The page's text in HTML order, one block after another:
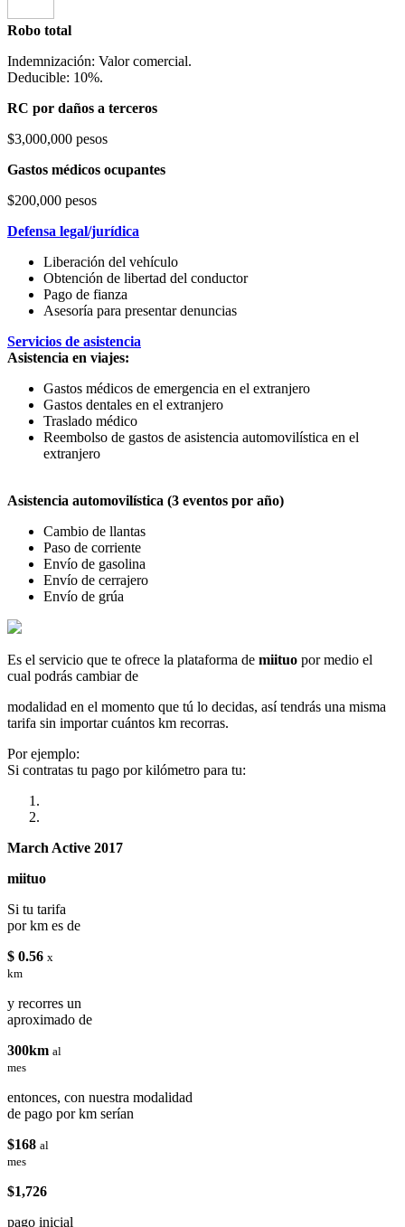
Robo total
Indemnización: Valor comercial.
Deducible: 10%.
RC por daños a terceros
$3,000,000 pesos
Gastos médicos ocupantes
$200,000 pesos
Defensa legal/jurídica
Liberación del vehículo
Obtención de libertad del conductor
Pago de fianza
Asesoría para presentar denuncias
Servicios de asistencia
Asistencia en viajes:
Gastos médicos de emergencia en el extranjero
Gastos dentales en el extranjero
Traslado médico
Reembolso de gastos de asistencia automovilística en el
extranjero
Asistencia automovilística (3 eventos por año)
Cambio de llantas
Paso de corriente
Envío de gasolina
Envío de cerrajero
Envío de grúa
Es el servicio que te ofrece la plataforma de miituo por medio el
cual podrás cambiar de
modalidad en el momento que tú lo decidas, así tendrás una misma
tarifa sin importar cuántos km recorras.
Por ejemplo:
Si contratas tu pago por kilómetro para tu:
March Active 2017
miituo
Si tu tarifa
por km es de
$ 0.56 x
km
y recorres un
aproximado de
300km al
mes
entonces, con nuestra modalidad
de pago por km serían
$168 al
mes
$1,726
pago inicial